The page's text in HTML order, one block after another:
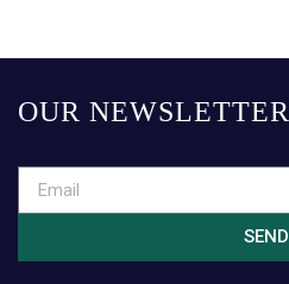
OUR NEWSLETTER
SEND